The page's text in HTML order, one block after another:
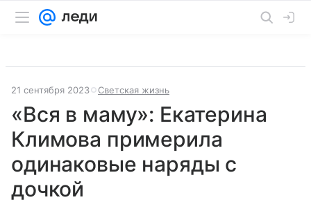
21 сентября 2023 Светская жизнь
«Вся в маму»: Екатерина
Климова примерила
одинаковые наряды с
дочкой